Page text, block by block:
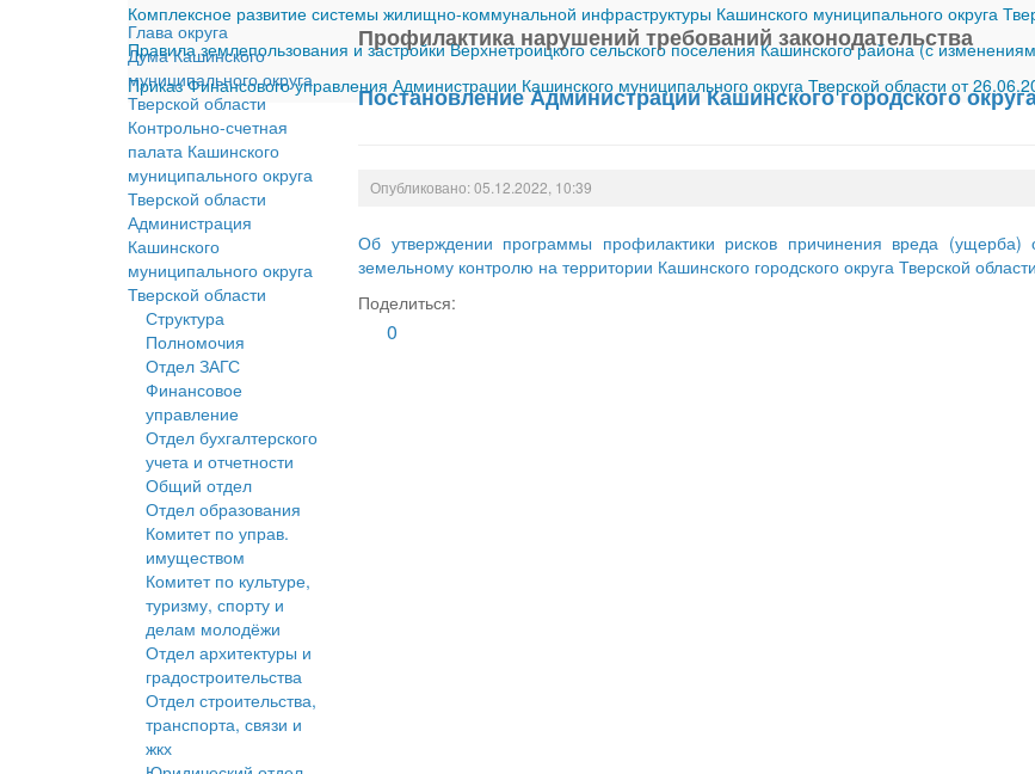
Комплексное развитие системы жилищно-коммунальной инфраструктуры Кашинского муниципального округа
Правила землепользования и застройки Верхнетроицкого сельского поселения Кашинского района (с
Приказ Финансового управления Администрации Кашинского муниципального округа Тверской области от
Глава округа
Дума Кашинского
муниципального округа
Тверской области
Контрольно-счетная
палата Кашинского
муниципального округа
Тверской области
Администрация
Кашинского
муниципального округа
Тверской области
Структура
Полномочия
Отдел ЗАГС
Финансовое
управление
Отдел бухгалтерского
учета и отчетности
Общий отдел
Отдел образования
Комитет по управ.
имуществом
Комитет по культуре,
туризму, спорту и
делам молодёжи
Отдел архитектуры и
градостроительства
Отдел строительства,
транспорта, связи и
жкх
Профилактика нарушений требований законодательства
Постановление Администрации Кашинского городского
Опубликовано: 05.12.2022, 10:39
Об утверждении программы профилактики рисков причинения вреда
земельному контролю на территории Кашинского городского округа Тверской
Поделиться:
0